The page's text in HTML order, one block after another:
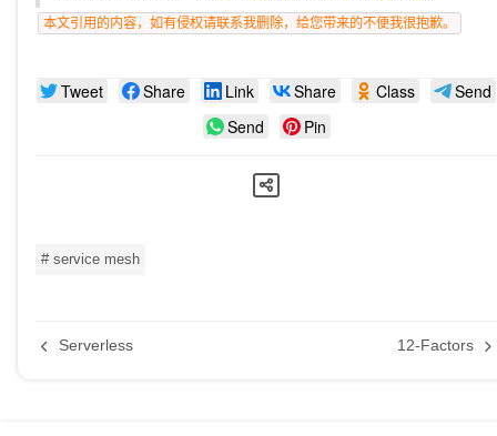
本文引用的内容，如有侵权请联系我删除，给您带来的不便我很抱歉。
Tweet Share Link Share Class
Send
Send
Pin
# service mesh
Serverless 12-Factors